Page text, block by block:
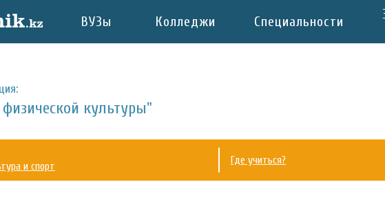
ВУЗы Колледжи Специальности
культуры"
и спорт
Где учиться?